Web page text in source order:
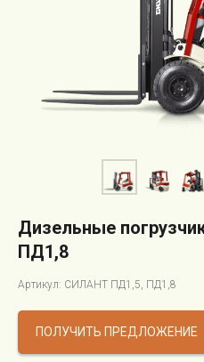
Дизельные
ПД1,8
Артикул: СИЛАНТ ПД1,5, ПД1,8
ПОЛУЧИТЬ ПРЕДЛОЖЕНИЕ